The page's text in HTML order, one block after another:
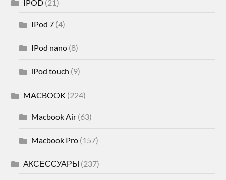
IPOD (21)
IPod 7 (4)
IPod nano (8)
iPod touch (9)
MACBOOK (224)
Macbook Air (63)
Macbook Pro (157)
АКСЕССУАРЫ (237)